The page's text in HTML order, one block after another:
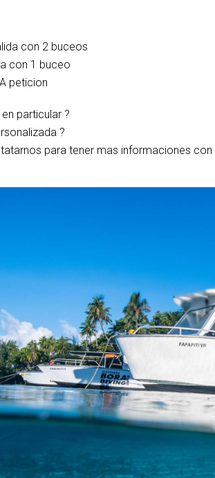
con 2 buceos
con 1 buceo
peticion
particular ?
?
para tener mas informaciones con